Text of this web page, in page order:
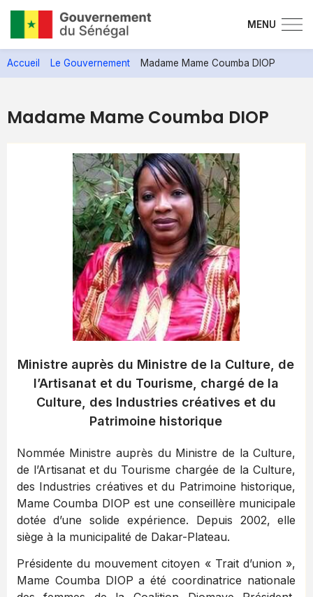
au
MENU
Accueil Le Gouvernement Madame Mame Coumba DIOP
Madame Mame Coumba DIOP
Ministre auprès du Ministre de la Culture, de
l’Artisanat et du Tourisme, chargé de la
Culture, des Industries créatives et du
Patrimoine historique
Nommée Ministre auprès du Ministre de la Culture,
de l’Artisanat et du Tourisme chargée de la Culture,
des Industries créatives et du Patrimoine historique,
Mame Coumba DIOP est une conseillère municipale
dotée d’une solide expérience. Depuis 2002, elle
siège à la municipalité de Dakar-Plateau.
Présidente du mouvement citoyen « Trait d’union »,
Mame Coumba DIOP a été coordinatrice nationale